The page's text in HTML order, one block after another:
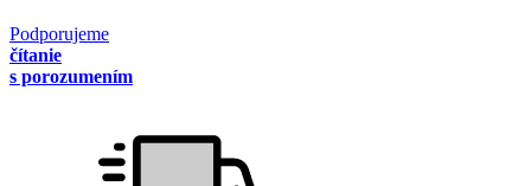
Podporujeme
čítanie
s porozumením